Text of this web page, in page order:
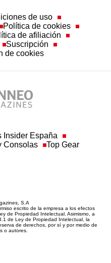
de uso
Política de cookies
de afiliación
Suscripción
de cookies
Insider España
Consolas Top Gear
S.A
escrito de la empresa a los efectos
de Propiedad Intelectual. Asimismo, a
de Ley de Propiedad Intelectual, la
de derechos, por sí y por medio de
o autores.